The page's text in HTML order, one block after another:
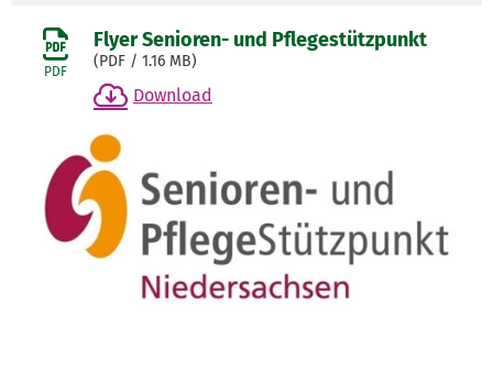
PDF
Flyer Senioren- und Pflegestützpunkt
(PDF / 1.16 MB)
Download